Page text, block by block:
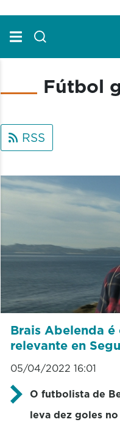
Fútbol
RSS
Brais Abelenda
relevante en
05/04/2022 16:01
O futbolista de
leva dez goles